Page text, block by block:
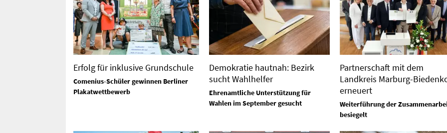
Erfolg für inklusive Grundschule
Comenius-Schüler gewinnen Berliner
Plakatwettbewerb
Demokratie hautnah: Bezirk
sucht Wahlhelfer
Ehrenamtliche Unterstützung für
Wahlen im September gesucht
Partnerschaft mit dem
Landkreis Marburg-
erneuert
Weiterführung der
besiegelt